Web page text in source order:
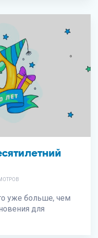
уже больше, чем
для